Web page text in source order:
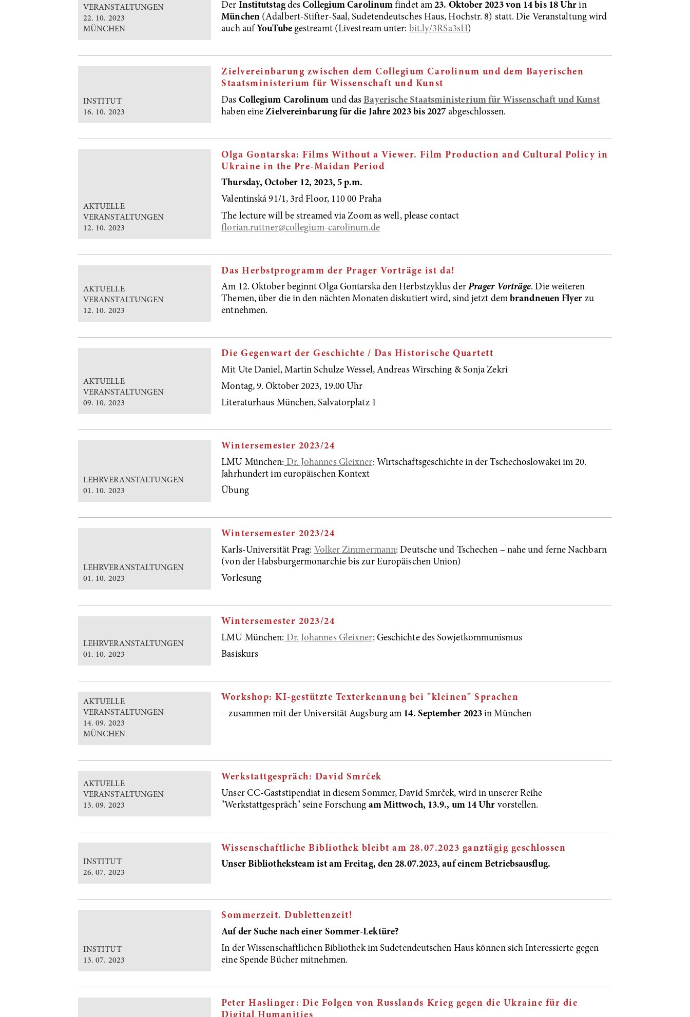
VERANSTALTUNGEN
22. 10. 2023
MÜNCHEN
Der Institutstag desCollegium Carolinum findet am23. Oktober 2023 von 14 bis 18 Uhr in
München (Adalbert-Stifter-Saal, Sudetendeutsches Haus, Hochstr. 8) statt. Die Veranstaltung wird
auch auf YouTubegestreamt (Livestream unter: bit.ly/3RSa3sH)
INSTITUT
16. 10. 2023
Zielvereinbarung zwischen dem Collegium Carolinum und dem Bayerischen
Staatsministerium für Wissenschaft und Kunst
Das Collegium Carolinum und dasBayerische Staatsministerium für Wissenschaft und Kunst
haben eineZielvereinbarung für die Jahre 2023 bis 2027 abgeschlossen.
AKTUELLE
VERANSTALTUNGEN
12. 10. 2023
Olga Gontarska: Films Without a Viewer. Film Production and Cultural Policy in
Ukraine in the Pre-Maidan Period
Thursday, October 12, 2023, 5 p.m.
Valentinská 91/1, 3rd Floor, 110 00 Praha
The lecture will be streamed via Zoom as well, please contact
florian.ruttner@collegium-carolinum.de
AKTUELLE
VERANSTALTUNGEN
12. 10. 2023
Das Herbstprogramm der Prager Vorträge ist da!
Am 12. Oktober beginnt Olga Gontarska den Herbstzyklus der Prager Vorträge. Die weiteren
Themen, über die in den nächten Monaten diskutiert wird, sind jetzt dem brandneuen Flyer zu
entnehmen.
AKTUELLE
VERANSTALTUNGEN
09. 10. 2023
Die Gegenwart der Geschichte / Das Historische Quartett
Mit Ute Daniel, Martin Schulze Wessel, Andreas Wirsching & Sonja Zekri
Montag, 9. Oktober 2023, 19.00 Uhr
Literaturhaus München, Salvatorplatz 1
LEHRVERANSTALTUNGEN
01. 10. 2023
Wintersemester 2023/24
LMU München: Dr. Johannes Gleixner: Wirtschaftsgeschichte in der Tschechoslowakei im 20.
Jahrhundert im europäischen Kontext
Übung
LEHRVERANSTALTUNGEN
01. 10. 2023
Wintersemester 2023/24
Karls-Universität Prag: Volker Zimmermann: Deutsche und Tschechen – nahe und ferne Nachbarn
(von der Habsburgermonarchie bis zur Europäischen Union)
Vorlesung
LEHRVERANSTALTUNGEN
01. 10. 2023
Wintersemester 2023/24
LMU München: Dr. Johannes Gleixner: Geschichte des Sowjetkommunismus
Basiskurs
AKTUELLE
VERANSTALTUNGEN
14. 09. 2023
MÜNCHEN
Workshop: KI-gestützte Texterkennung bei "kleinen" Sprachen
– zusammen mit der Universität Augsburg am 14. September 2023in München
AKTUELLE
VERANSTALTUNGEN
13. 09. 2023
Werkstattgespräch: David Smrček
Unser CC-Gaststipendiat in diesem Sommer, David Smrček, wird in unserer Reihe
"Werkstattgespräch" seine Forschung am Mittwoch, 13.9., um 14 Uhr vorstellen.
INSTITUT
26. 07. 2023
Wissenschaftliche Bibliothek bleibt am 28.07.2023 ganztägig geschlossen
Unser Bibliotheksteam ist am Freitag, den 28.07.2023, auf einem Betriebsausflug.
INSTITUT
13. 07. 2023
Sommerzeit. Dublettenzeit!
Auf der Suche nach einer Sommer-Lektüre?
In der Wissenschaftlichen Bibliothek im Sudetendeutschen Haus können sich Interessierte gegen
eine Spende Bücher mitnehmen.
Peter Haslinger: Die Folgen von Russlands Krieg gegen die Ukraine für die